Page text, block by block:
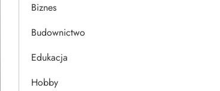
Biznes
Budownictwo
Edukacja
Hobby